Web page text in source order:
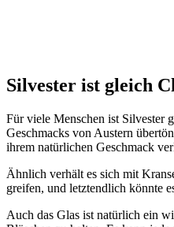
Silvester ist gleich
Für viele Menschen ist Silvester
Geschmacks von Austern
ihrem natürlichen Geschmack
Ähnlich verhält es sich mit
greifen, und letztendlich könnte
Auch das Glas ist natürlich ein